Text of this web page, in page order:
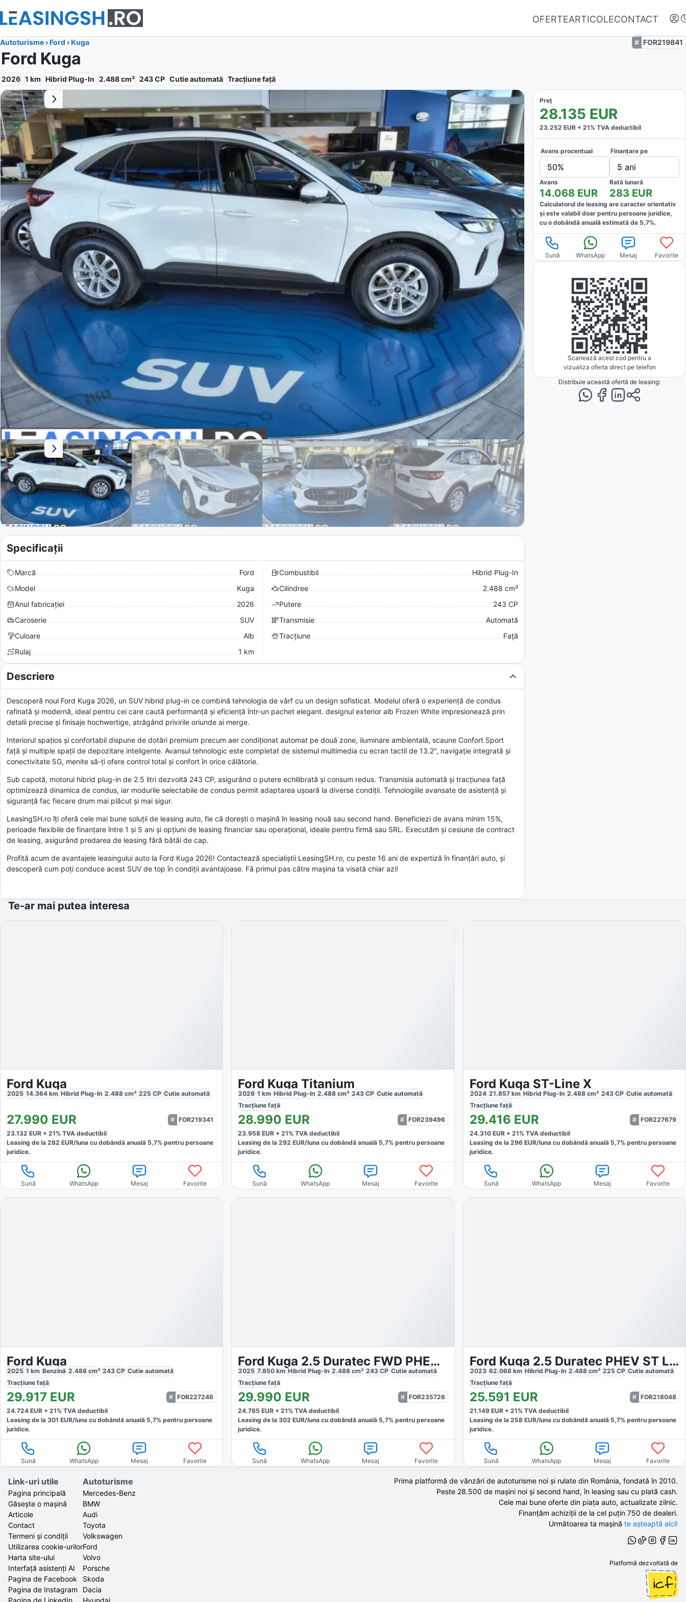
OFERTEARTICOLECONTACT
Autentifică-te
Nu ai oferte favorite
Autoturisme ›Ford ›Kuga FOR219841
Ford Kuga
2026 1 km Hibrid Plug-In 2.488cm³ 243CP Cutieautomată Tracțiunefață
Preț
28.135 EUR
23.252 EUR + 21% TVA deductibil
Avans procentual
50%
Finanțare pe
5 ani
Avans
14.068 EUR
Rată lunară
283 EUR
Calculatorul de leasing are caracter orientativ
și este valabil doar pentru persoane juridice,
cu o dobândă anuală estimată de 5,7%.
Sună WhatsApp Mesaj Favorite
Scanează acest cod pentru a
vizualiza oferta direct pe telefon
Distribuie această ofertă de leasing:
Specificații
Marcă
Ford
Model
Kuga
Anul fabricației
2026
Caroserie
SUV
Culoare
Alb
Rulaj
1 km
Combustibil
Hibrid Plug-In
Cilindree
2.488 cm³
Putere
243 CP
Transmisie
Automată
Tracțiune
Față
Descriere
Descoperă noul Ford Kuga 2026, un SUV hibrid plug-in ce combină tehnologia de vârf cu un design sofisticat. Modelul oferă o experiență de condus
rafinată și modernă, ideal pentru cei care caută performanță și eficiență într-un pachet elegant. designul exterior alb Frozen White impresionează prin
detalii precise și finisaje hochwertige, atrăgând privirile oriunde ai merge.
Interiorul spațios și confortabil dispune de dotări premium precum aer condiționat automat pe două zone, iluminare ambientală, scaune Confort Sport
față și multiple spații de depozitare inteligente. Avansul tehnologic este completat de sistemul multimedia cu ecran tactil de 13.2", navigație integrată și
conectivitate 5G, menite să-ți ofere control total și confort în orice călătorie.
Sub capotă, motorul hibrid plug-in de 2.5 litri dezvoltă 243 CP, asigurând o putere echilibrată și consum redus. Transmisia automată și tracțiunea față
optimizează dinamica de condus, iar modurile selectabile de condus permit adaptarea ușoară la diverse condiții. Tehnologiile avansate de asistență și
siguranță fac fiecare drum mai plăcut și mai sigur.
LeasingSH.ro îți oferă cele mai bune soluții de leasing auto, fie că dorești o mașină în leasing nouă sau second hand. Beneficiezi de avans minim 15%,
perioade flexibile de finanțare între 1 și 5 ani și opțiuni de leasing financiar sau operațional, ideale pentru firmă sau SRL. Executăm și cesiune de contract
de leasing, asigurând predarea de leasing fără bătăi de cap.
Profită acum de avantajele leasingului auto la Ford Kuga 2026! Contactează specialiștii LeasingSH.ro, cu peste 16 ani de expertiză în finanțări auto, și
descoperă cum poți conduce acest SUV de top în condiții avantajoase. Fă primul pas către mașina ta visată chiar azi!
Te-ar mai putea interesa
Ford Kuga
2025 14.364 km Hibrid Plug-In 2.488 cm³ 225 CP Cutie automată
27.990 EUR
FOR219341
23.132 EUR + 21% TVA deductibil
Leasing de la 282 EUR/luna cu dobăndă anuală 5,7% pentru persoane
juridice.
Sună WhatsApp Mesaj Favorite
Ford Kuga Titanium
2026 1 km Hibrid Plug-In 2.488 cm³ 243 CP Cutieautomată
Tracțiunefață
28.990 EUR
FOR239496
23.958 EUR +21% TVA deductibil
Leasing de la292 EUR/luna cu dobăndă anuală 5,7% pentru persoane
juridice.
Sună WhatsApp Mesaj Favorite
Ford Kuga ST-Line X
2024 21.857km Hibrid Plug-In 2.488cm³ 243CP Cutie automată
Tracțiune față
29.416 EUR
FOR227679
24.310EUR + 21% TVA deductibil
Leasing de la 296EUR/lunacu dobăndă anuală 5,7% pentru persoane
juridice.
Sună WhatsApp Mesaj Favorite
Ford Kuga
2025 1 km Benzină 2.488 cm³ 243 CP Cutie automată
Tracțiune față
29.917 EUR
FOR227246
24.724 EUR + 21% TVA deductibil
Leasing de la 301 EUR/luna cu dobăndă anuală 5,7% pentru persoane
juridice.
Sună WhatsApp Mesaj Favorite
Ford Kuga 2.5 Duratec FWD PHEV ST-Line
2025 7.850 km Hibrid Plug-In 2.488 cm³ 243 CP Cutieautomată
Tracțiunefață
29.990 EUR
FOR235726
24.785 EUR +21% TVA deductibil
Leasing de la302 EUR/luna cu dobăndă anuală 5,7% pentru persoane
juridice.
Sună WhatsApp Mesaj Favorite
Ford Kuga 2.5 Duratec PHEV ST Line X
2023 62.068km Hibrid Plug-In 2.488cm³ 225 CP Cutie automată
Tracțiune față
25.591 EUR
FOR218048
21.149EUR + 21% TVA deductibil
Leasing de la 258EUR/lunacu dobăndă anuală 5,7% pentru persoane
juridice.
Sună WhatsApp Mesaj Favorite
Prima platformă de vânzări de autoturisme noi și rulate din România, fondată în 2010.
Peste 28.500 de mașini noi și second hand,în leasing sau cu plată cash.
Cele mai bune oferte din piața auto, actualizate zilnic.
Finanțăm achiziții de la cel puțin 750 de dealeri.
Următoarea ta mașină te așteaptă aici!
Link-uri utile
Pagina principală
Găsește o mașină
Articole
Contact
Termeni și condiții
Utilizarea cookie-urilor
Harta site-ului
Interfață asistenți AI
Pagina de Facebook
Pagina de Instagram
Pagina de LinkedIn
Autoturisme
Mercedes-Benz
BMW
Audi
Toyota
Volkswagen
Ford
Volvo
Porsche
Skoda
Dacia
Hyundai
Platformă dezvoltată de